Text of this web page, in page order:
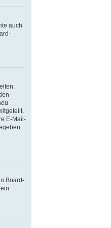
auch
E-Mail-
Board-